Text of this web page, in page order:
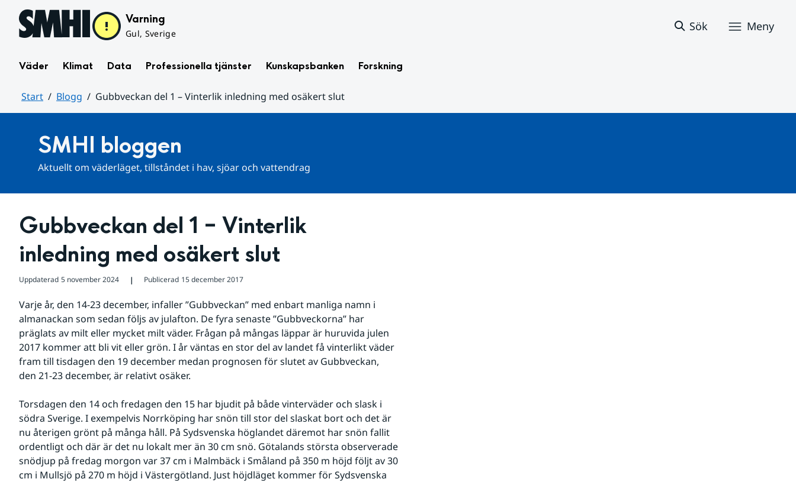
Hoppa till sidans innehåll Varning
Gul, Sverige
Sök Meny
Väder Klimat Data Professionella tjänster Kunskapsbanken Forskning
Start Blogg
Gubbveckan del 1 – Vinterlik inledning med osäkert slut
SMHI bloggen
Aktuellt om väderläget, tillståndet i hav, sjöar och vattendrag
Gubbveckan del 1 – Vinterlik
inledning med osäkert slut
Uppdaterad 5 november 2024 ❘ Publicerad 15 december 2017
Varje år, den 14-23 december, infaller ”Gubbveckan” med enbart manliga namn i
almanackan som sedan följs av julafton. De fyra senaste ”Gubbveckorna” har
präglats av milt eller mycket milt väder. Frågan på mångas läppar är huruvida julen
2017 kommer att bli vit eller grön. I år väntas en stor del av landet få vinterlikt väder
fram till tisdagen den 19 december medan prognosen för slutet av Gubbveckan,
den 21-23 december, är relativt osäker.
Torsdagen den 14 och fredagen den 15 har bjudit på både vinterväder och slask i
södra Sverige. I exempelvis Norrköping har snön till stor del slaskat bort och det är
nu återigen grönt på många håll. På Sydsvenska höglandet däremot har snön fallit
ordentligt och där är det nu lokalt mer än 30 cm snö. Götalands största observerade
snödjup på fredag morgon var 37 cm i Malmbäck i Småland på 350 m höjd följt av 30
cm i Mullsjö på 270 m höjd i Västergötland. Just höjdläget kommer för Sydsvenska